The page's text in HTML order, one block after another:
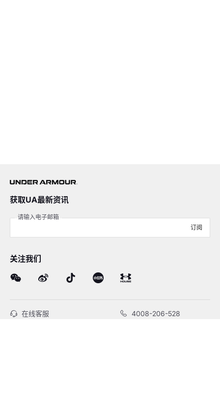
获取UA最新资讯
请输入电子邮箱
订阅
关注我们
在线客服 4008-206-528